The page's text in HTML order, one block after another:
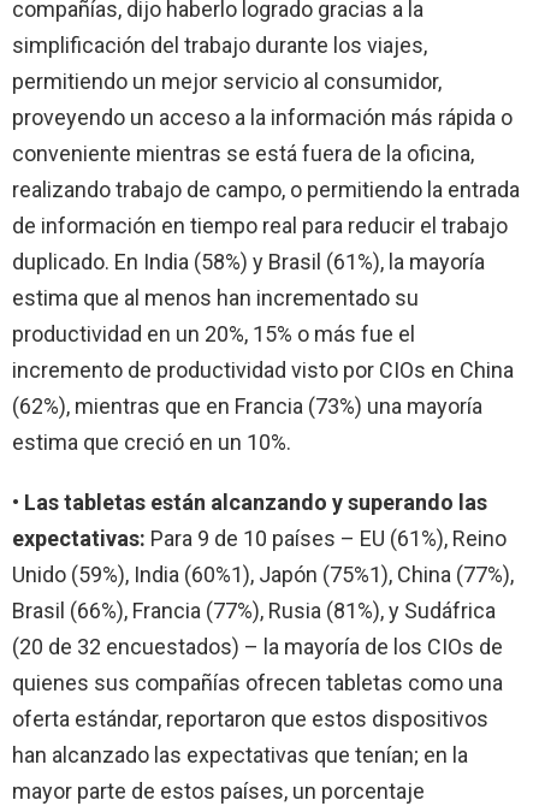
compañías, dijo haberlo logrado gracias a la
simplificación del trabajo durante los viajes,
permitiendo un mejor servicio al consumidor,
proveyendo un acceso a la información más rápida o
conveniente mientras se está fuera de la oficina,
realizando trabajo de campo, o permitiendo la entrada
de información en tiempo real para reducir el trabajo
duplicado. En India (58%) y Brasil (61%), la mayoría
estima que al menos han incrementado su
productividad en un 20%, 15% o más fue el
incremento de productividad visto por CIOs en China
(62%), mientras que en Francia (73%) una mayoría
estima que creció en un 10%.
• Las tabletas están alcanzando y superando las
expectativas: Para 9 de 10 países – EU (61%), Reino
Unido (59%), India (60%1), Japón (75%1), China (77%),
Brasil (66%), Francia (77%), Rusia (81%), y Sudáfrica
(20 de 32 encuestados) – la mayoría de los CIOs de
quienes sus compañías ofrecen tabletas como una
oferta estándar, reportaron que estos dispositivos
han alcanzado las expectativas que tenían; en la
mayor parte de estos países, un porcentaje